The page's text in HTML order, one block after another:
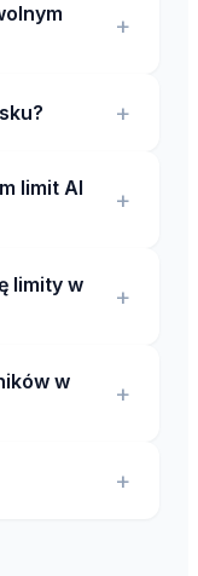
+
+
limit AI
+
limity w
+
w
+
+